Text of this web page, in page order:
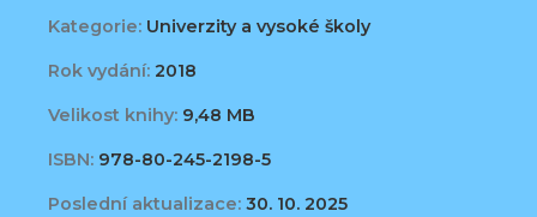
Kategorie: Univerzity a vysoké školy
Rok vydání: 2018
Velikost knihy: 9,48 MB
ISBN: 978-80-245-2198-5
Poslední aktualizace: 30. 10. 2025